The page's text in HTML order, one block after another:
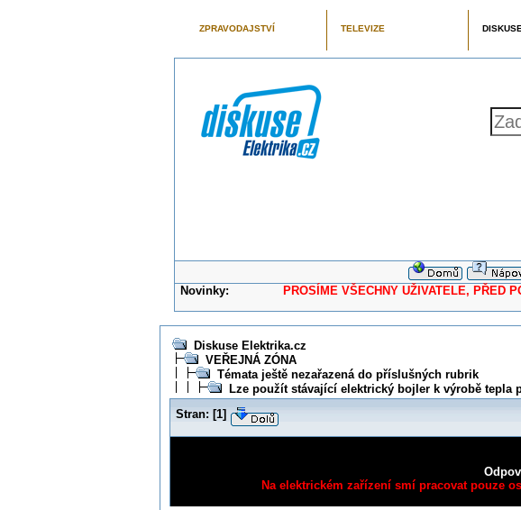
ZPRAVODAJSTVÍ TELEVIZE DISKUSE
Novinky: PROSÍME VŠECHNY UŽIVATELE, PŘED
Diskuse Elektrika.cz
VEŘEJNÁ ZÓNA
Témata ještě nezařazená do příslušných rubrik
Lze použít stávající elektrický bojler k výrobě tepla
Stran: [1]
Na elektrickém zařízení smí pracovat pouze